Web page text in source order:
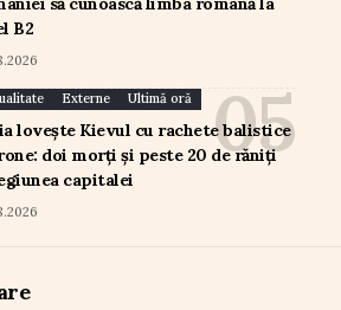
B2
Externe Ultimă oră
lovește Kievul cu rachete balistice
doi morți și peste 20 de răniți
capitalei